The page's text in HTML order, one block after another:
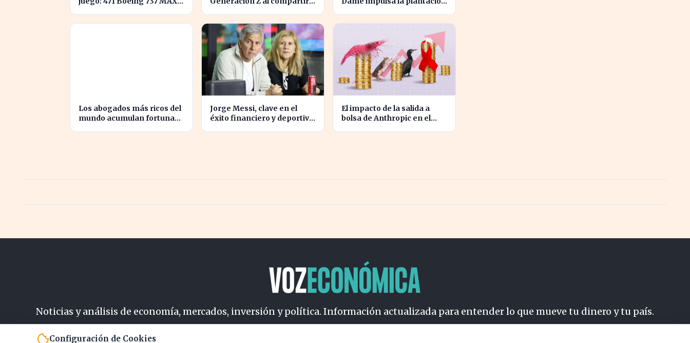
Los abogados más ricos del
mundo acumulan fortunas
Jorge Messi, clave en el
éxito financiero y deportivo
El impacto de la salida a
bolsa de Anthropic en el
Noticias y análisis de economía, mercados, inversión y política. Información actualizada para entender lo que mueve tu dinero y tu país.
Configuración de Cookies